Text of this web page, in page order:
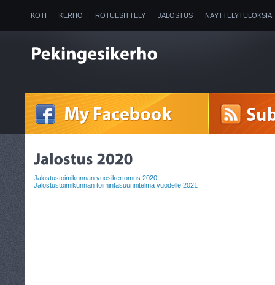
KOTI KERHO ROTUESITTELY JALOSTUS NÄYTTELYTULOKSIA
2025
Jalostustoimikunnan vuosikertomus 2020
Jalostustoimikunnan toimintasuunnitelma vuodelle 2021